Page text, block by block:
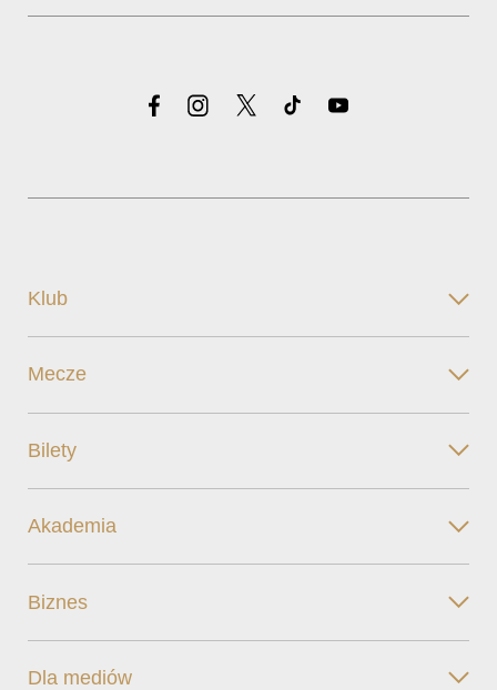
Klub
Mecze
Bilety
Akademia
Biznes
Dla mediów